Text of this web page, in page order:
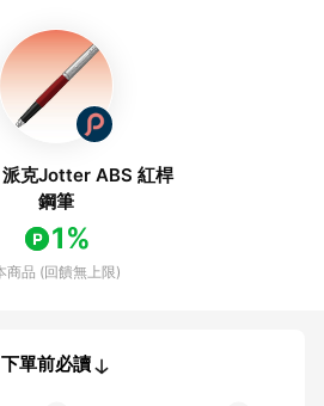
克Jotter ABS 紅桿
鋼筆
1%
商品 (回饋無上限)
下單前必讀